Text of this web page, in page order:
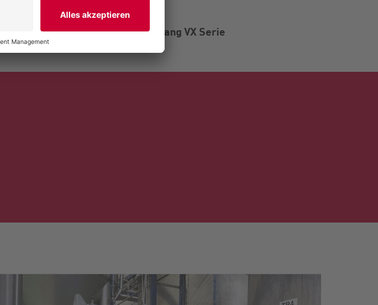
Vogelsang VX Serie